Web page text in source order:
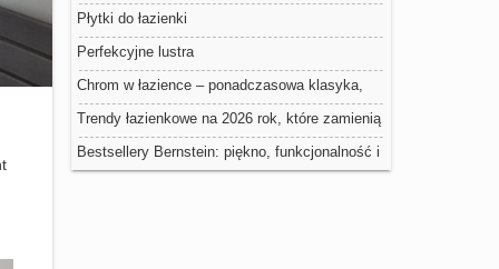
Płytki do łazienki
Perfekcyjne lustra
Chrom w łazience – ponadczasowa klasyka,
która nigdy nie wychodzi z mody
Trendy łazienkowe na 2026 rok, które zamienią
Twoją przestrzeń w domowe spa
Bestsellery Bernstein: piękno, funkcjonalność i
nowoczesność w łazience